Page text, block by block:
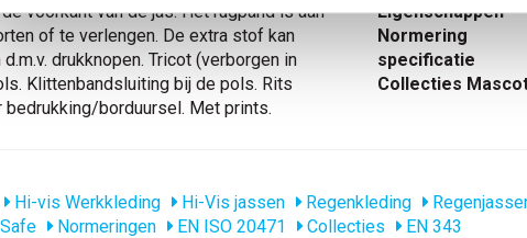
voorkant van de jas. Het rugpand is aan
of te verlengen. De extra stof kan
drukknopen. Tricot (verborgen in
Klittenbandsluiting bij de pols. Rits
bedrukking/borduursel. Met prints.
Eigenschappen
Normering
specificatie
Hi-vis Werkkleding Hi-Vis jassen Regenkleding
Normeringen EN ISO 20471 Collecties EN 343